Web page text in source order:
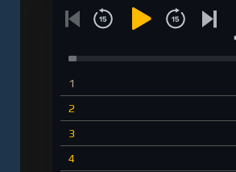
1
2
3
4